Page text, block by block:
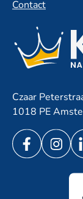
Contact
Czaar
1018 PE